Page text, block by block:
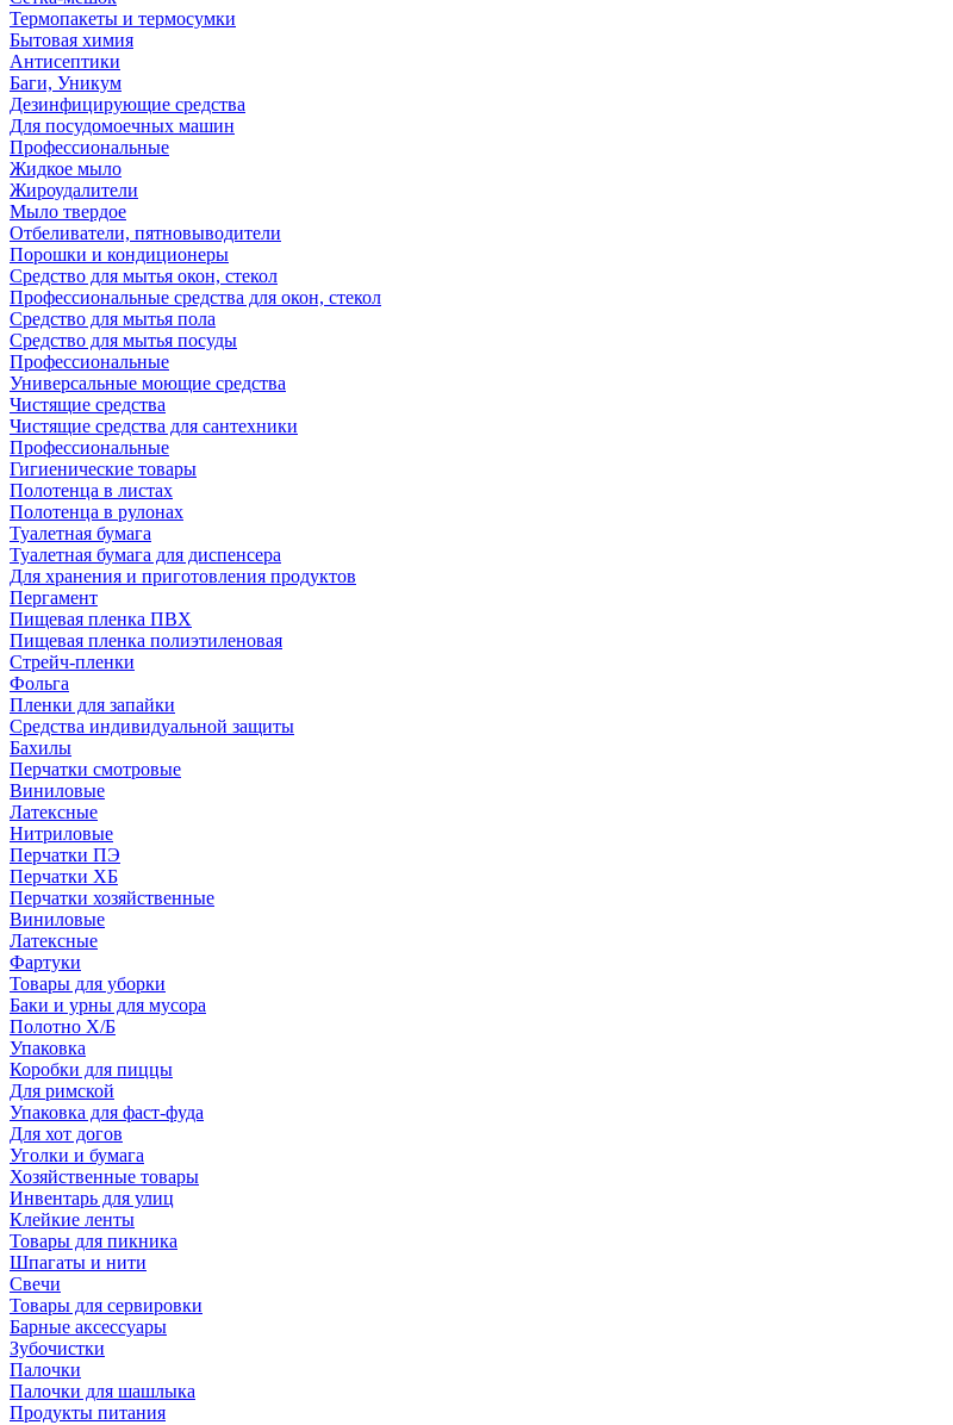
Термопакеты и термосумки
Бытовая химия
Антисептики
Баги, Уникум
Дезинфицирующие средства
Для посудомоечных машин
Профессиональные
Жидкое мыло
Жироудалители
Мыло твердое
Отбеливатели, пятновыводители
Порошки и кондиционеры
Средство для мытья окон, стекол
Профессиональные средства для окон, стекол
Средство для мытья пола
Средство для мытья посуды
Профессиональные
Универсальные моющие средства
Чистящие средства
Чистящие средства для сантехники
Профессиональные
Гигиенические товары
Полотенца в листах
Полотенца в рулонах
Туалетная бумага
Туалетная бумага для диспенсера
Для хранения и приготовления продуктов
Пергамент
Пищевая пленка ПВХ
Пищевая пленка полиэтиленовая
Стрейч-пленки
Фольга
Пленки для запайки
Средства индивидуальной защиты
Бахилы
Перчатки смотровые
Виниловые
Латексные
Нитриловые
Перчатки ПЭ
Перчатки ХБ
Перчатки хозяйственные
Виниловые
Латексные
Фартуки
Товары для уборки
Баки и урны для мусора
Полотно Х/Б
Упаковка
Коробки для пиццы
Для римской
Упаковка для фаст-фуда
Для хот догов
Уголки и бумага
Хозяйственные товары
Инвентарь для улиц
Клейкие ленты
Товары для пикника
Шпагаты и нити
Свечи
Товары для сервировки
Барные аксессуары
Зубочистки
Палочки
Палочки для шашлыка
Продукты питания